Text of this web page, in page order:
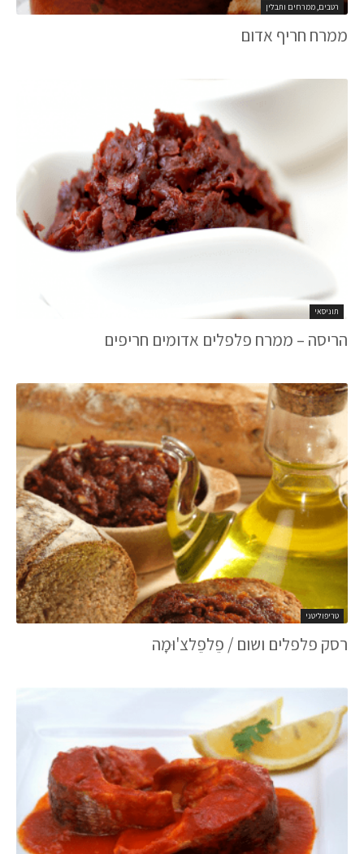
רטבים, ממרחים ותבלין
ממרח חריף אדום
תוניסאי
הריסה – ממרח פלפלים אדומים חריפים
טריפוליטני
רסק פלפלים ושום / פֵלפֵלצ'וּמָה